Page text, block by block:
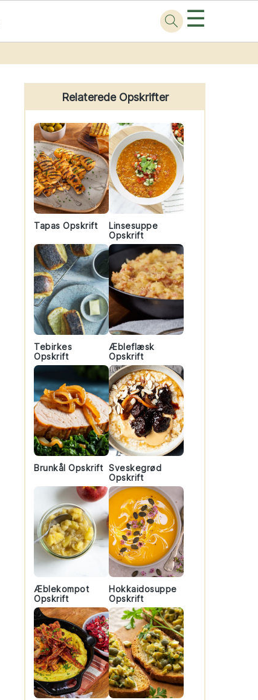
☰
Primary
Sidebar
Relaterede Opskrifter
Tapas Opskrift
Linsesuppe
Opskrift
Tebirkes
Opskrift
Æbleflæsk
Opskrift
Brunkål Opskrift Sveskegrød
Opskrift
Æblekompot
Opskrift
Hokkaidosuppe
Opskrift